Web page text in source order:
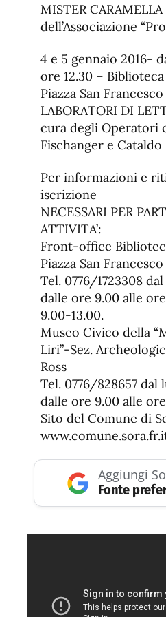
MISTER
dell’Associazione
4 e 5 gennaio 2016-
ore 12.30 –
Piazza San Francesco
LABORATORI DI
cura degli Operatori
Fischanger e Cataldo
Per informazioni e
iscrizione
NECESSARI PER
ATTIVITA’:
Front-office
Piazza San Francesco
Tel. 0776/1723308
dalle ore 9.00 alle
9.00-13.00.
Museo Civico della
Liri”-Sez.
Ross
Tel. 0776/828657 dal
dalle ore 9.00 alle
Sito del Comune di
Aggiungi
Fonte